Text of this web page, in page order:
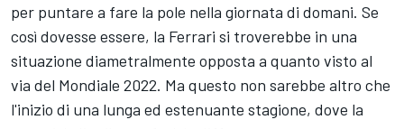
per puntare a fare la pole nella giornata di domani. Se
così dovesse essere, la Ferrari si troverebbe in una
situazione diametralmente opposta a quanto visto al
via del Mondiale 2022. Ma questo non sarebbe altro che
l'inizio di una lunga ed estenuante stagione, dove la